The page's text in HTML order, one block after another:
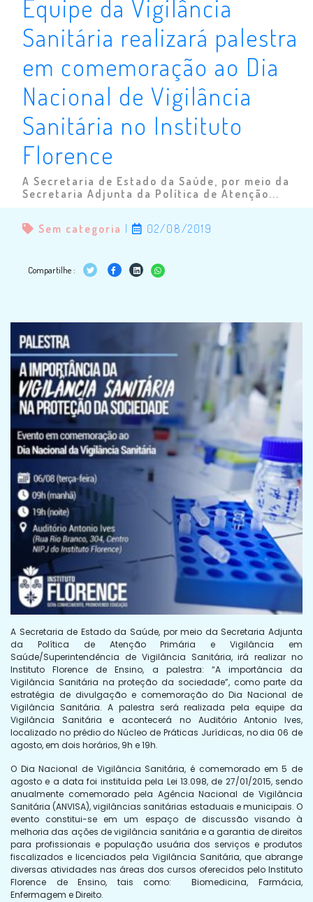
Equipe da Vigilância
Sanitária realizará palestra
em comemoração ao Dia
Nacional de Vigilância
Sanitária no Instituto
Florence
A Secretaria de Estado da Saúde, por meio da
Secretaria Adjunta da Política de Atenção...
Sem categoria 02/08/2019
Compartilhe :
A Secretaria de Estado da Saúde, por meio da Secretaria Adjunta
da Política de Atenção Primária e Vigilância em
Saúde/Superintendência de Vigilância Sanitária, irá realizar no
Instituto Florence de Ensino, a palestra: “A importância da
Vigilância Sanitária na proteção da sociedade”, como parte da
estratégia de divulgação e comemoração do Dia Nacional de
Vigilância Sanitária. A palestra será realizada pela equipe da
Vigilância Sanitária e acontecerá no Auditório Antonio Ives,
localizado no prédio do Núcleo de Práticas Jurídicas, no dia 06 de
agosto, em dois horários, 9h e 19h.
O Dia Nacional de Vigilância Sanitária, é comemorado em 5 de
agosto e a data foi instituída pela Lei 13.098, de 27/01/2015, sendo
anualmente comemorado pela Agência Nacional de Vigilância
Sanitária (ANVISA), vigilâncias sanitárias estaduais e municipais. O
evento constitui-se em um espaço de discussão visando à
melhoria das ações de vigilância sanitária e a garantia de direitos
para profissionais e população usuária dos serviços e produtos
fiscalizados e licenciados pela Vigilância Sanitária, que abrange
diversas atividades nas áreas dos cursos oferecidos pelo Instituto
Florence de Ensino, tais como: Biomedicina, Farmácia,
Enfermagem e Direito.